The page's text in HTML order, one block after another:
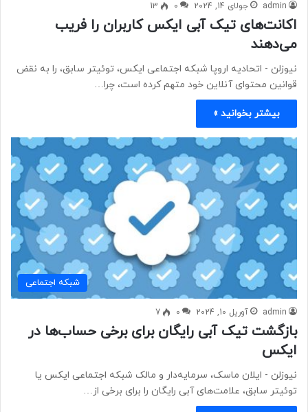
admin جولای 14, 2024 0
13
اکانت‌های تیک آبی ایکس کاربران را فریب
می‌دهند
نیوزلن - اتحادیه اروپا شبکه اجتماعی ایکس،‌ توئیتر سابق، را به نقض
قوانین محتوای آنلاین خود متهم کرده است، چرا…
بیشتر بخوانید »
شبكه اجتماعی
admin آوریل 10, 2024 0
7
بازگشت تیک آبی رایگان برای برخی حساب‌ها در
ایکس
نیوزلن - ایلان ماسک، سرمایه‌دار و مالک شبکه اجتماعی ایکس یا
توئیتر سابق، علامت‌های آبی رایگان را برای برخی از…